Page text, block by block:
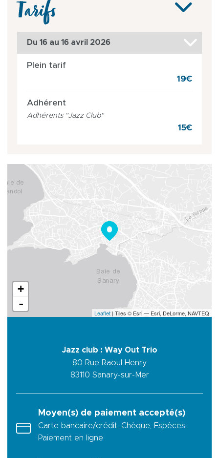
Tarifs
Du 16 au 16 avril 2026
Plein tarif
19€
Adhérent
Adhérents "Jazz Club"
15€
+
-
Leaflet | Tiles © Esri — Esri, DeLorme, NAVTEQ
Jazz club : Way Out Trio
80 Rue Raoul Henry
83110 Sanary-sur-Mer
Moyen(s) de paiement accepté(s)
Carte bancaire/crédit, Chèque, Espèces,
Paiement en ligne